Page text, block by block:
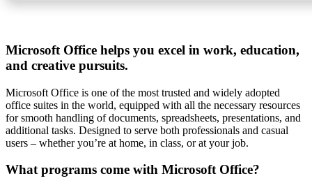
Microsoft Office helps you excel in work, education,
and creative pursuits.
Microsoft Office is one of the most trusted and widely adopted
office suites in the world, equipped with all the necessary resources
for smooth handling of documents, spreadsheets, presentations, and
additional tasks. Designed to serve both professionals and casual
users – whether you’re at home, in class, or at your job.
What programs come with Microsoft Office?